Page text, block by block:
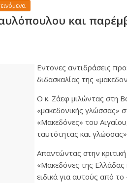
και
Εντονες αντιδράσεις
διδασκαλίας της
Ο κ. Ζάεφ μιλώντας στη
«μακεδονικής γλώσσας»
«Μακεδόνες» του
ταυτότητας και
Απαντώντας στην
«Μακεδόνες της Ελλάδας
ειδικά για αυτούς από το